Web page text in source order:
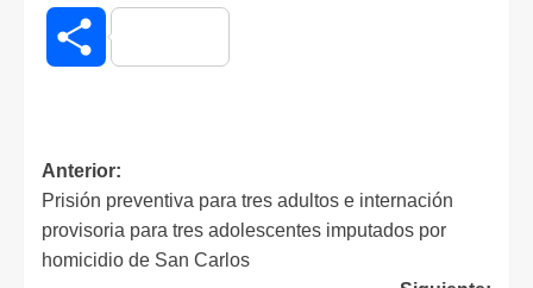
Compartir
Anterior:
Prisión preventiva para tres adultos e internación
provisoria para tres adolescentes imputados por
homicidio de San Carlos